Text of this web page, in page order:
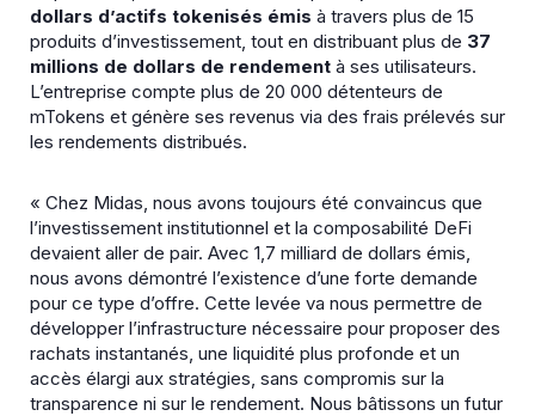
dollars d’actifs tokenisés émis à travers plus de 15
produits d’investissement, tout en distribuant plus de 37
millions de dollars de rendement à ses utilisateurs.
L’entreprise compte plus de 20 000 détenteurs de
mTokens et génère ses revenus via des frais prélevés sur
les rendements distribués.
« Chez Midas, nous avons toujours été convaincus que
l’investissement institutionnel et la composabilité DeFi
devaient aller de pair. Avec 1,7 milliard de dollars émis,
nous avons démontré l’existence d’une forte demande
pour ce type d’offre. Cette levée va nous permettre de
développer l’infrastructure nécessaire pour proposer des
rachats instantanés, une liquidité plus profonde et un
accès élargi aux stratégies, sans compromis sur la
transparence ni sur le rendement. Nous bâtissons un futur